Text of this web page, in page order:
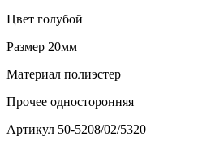
Цвет голубой
Размер 20мм
Материал полиэстер
Прочее односторонняя
Артикул 50-5208/02/5320